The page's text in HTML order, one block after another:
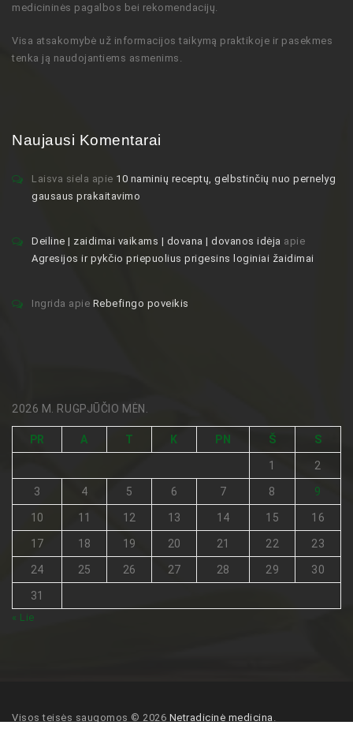
medicininės pagalbos bei rekomendacijų
Visa atsakomybė už informacijos taikymą praktikoje ir pasekmes
tenka ją naudojantiems asmenims.
Naujausi Komentarai
Laisva siela apie 10 naminių receptų, gelbstinčių nuo pernelyg
gausaus prakaitavimo
Deiline | zaidimai vaikams | dovana | dovanos idėja apie
Agresijos ir pykčio priepuolius prigesins loginiai žaidimai
Ingrida apie Rebefingo poveikis
2026 M. RUGPJŪČIO MĖN.
PR A T K PN Š S
1 2
3 4 5 6 7 8 9
10 11 12 13 14 15 16
17 18 19 20 21 22 23
24 25 26 27 28 29 30
31
« Lie
Visos teisės saugomos © 2026 Netradicinė medicina